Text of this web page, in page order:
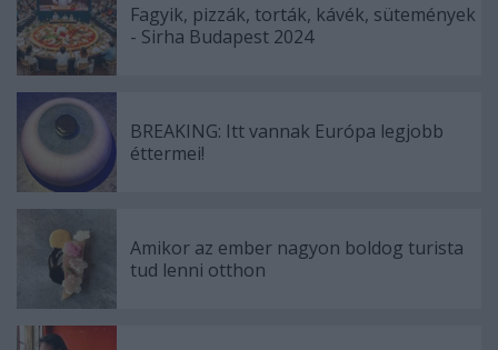
Fagyik, pizzák, torták, kávék, sütemények
- Sirha Budapest 2024
BREAKING: Itt vannak Európa legjobb
éttermei!
Amikor az ember nagyon boldog turista
tud lenni otthon